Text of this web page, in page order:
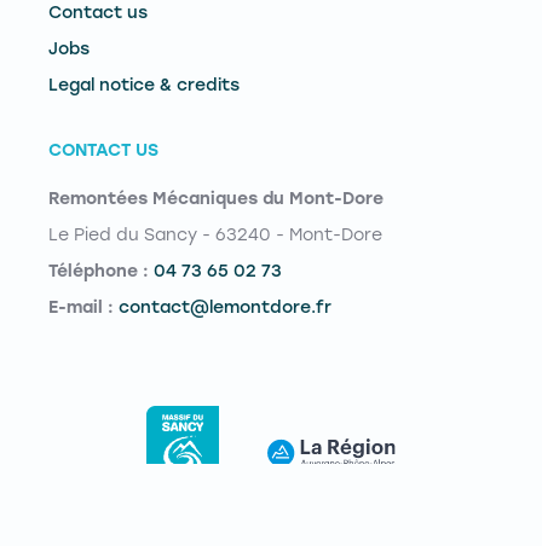
Contact us
Jobs
Legal notice & credits
CONTACT US
Remontées Mécaniques du Mont-Dore
Le Pied du Sancy - 63240 - Mont-Dore
Téléphone : 04 73 65 02 73
E-mail : contact@lemontdore.fr